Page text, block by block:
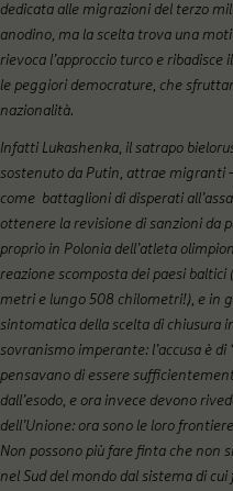
dedicata alle migrazioni del terzo
anodino, ma la scelta trova una
rievoca l’approccio turco e
le peggiori democrature, che
nazionalità.
Infatti Lukashenka, il satrapo
sostenuto da Putin, attrae migranti
come battaglioni di disperati
ottenere la revisione di sanzioni da
proprio in Polonia dell’atleta
reazione scomposta dei paesi
metri e lungo 508 chilometri!), e in
sintomatica della scelta di chiusura
sovranismo imperante: l’accusa è
pensavano di essere
dall’esodo, e ora invece devono
dell’Unione: ora sono le loro
Non possono più fare finta che non
nel Sud del mondo dal sistema di